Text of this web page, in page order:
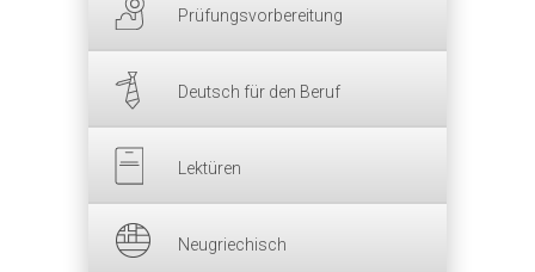
Prüfungsvorbereitung
Deutsch für den Beruf
Lektüren
Neugriechisch